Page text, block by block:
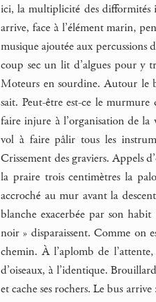
ici, la multiplicité des difformités
arrive, face à l’élément marin,
musique ajoutée aux percussions
coup sec un lit d’algues pour y
Moteurs en sourdine. Autour le
sait. Peut-être est-ce le
faire injure à l’organisation de la
vol à faire pâlir tous les
Crissement des graviers. Appels
la praire trois centimètres la
accroché au mur avant la
blanche exacerbée par son
noir » disparaissent. Comme on
chemin. À l’aplomb de
d’oiseaux, à l’identique.
et cache ses rochers. Le bus